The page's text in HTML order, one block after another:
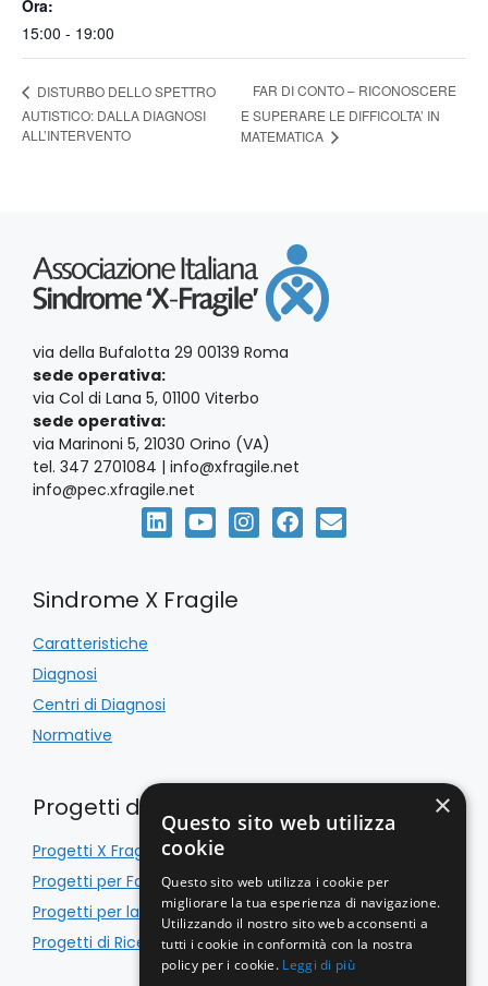
Ora:
15:00 - 19:00
DISTURBO DELLO SPETTRO
AUTISTICO: DALLA DIAGNOSI
ALL’INTERVENTO
FAR DI CONTO – RICONOSCERE
E SUPERARE LE DIFFICOLTA’ IN
MATEMATICA
via della Bufalotta 29 00139 Roma
sede operativa:
via Col di Lana 5, 01100 Viterbo
sede operativa:
via Marinoni 5, 21030 Orino (VA)
tel. 347 2701084 | info@xfragile.net
info@pec.xfragile.net
Sindrome X Fragile
Caratteristiche
Diagnosi
Centri di Diagnosi
Normative
Progetti di Inclusione
Progetti X Fragile
Progetti per Famiglie
Progetti per la Scuola
Progetti di Ricerca
×
Questo sito web utilizza
cookie
Questo sito web utilizza i cookie per
migliorare la tua esperienza di navigazione.
Utilizzando il nostro sito web acconsenti a
tutti i cookie in conformità con la nostra
policy per i cookie. Leggi di più